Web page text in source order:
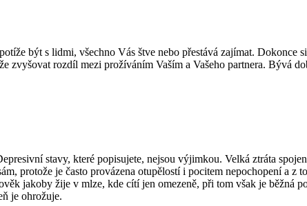
být s lidmi, všechno Vás štve nebo přestává zajímat. Dokonce
zvyšovat rozdíl mezi prožíváním Vaším a Vašeho partnera. Bývá
stavy, které popisujete, nejsou výjimkou. Velká ztráta
protože je často provázena otupělostí i pocitem nepochopení a z
jakoby žije v mlze, kde cítí jen omezeně, při tom však je běžná
je ohrožuje.